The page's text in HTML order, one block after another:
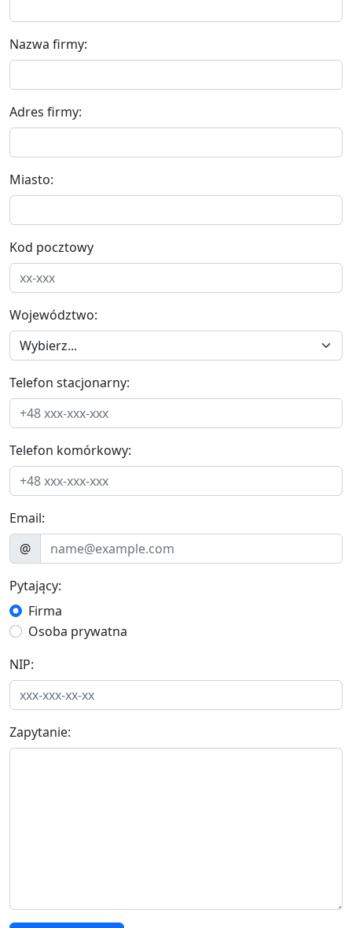
Nazwa firmy:
Adres firmy:
Miasto:
Kod pocztowy
Województwo:
Telefon stacjonarny:
Telefon komórkowy:
Email:
@
Pytający:
Firma
Osoba prywatna
NIP:
Zapytanie: